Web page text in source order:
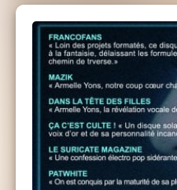
https://